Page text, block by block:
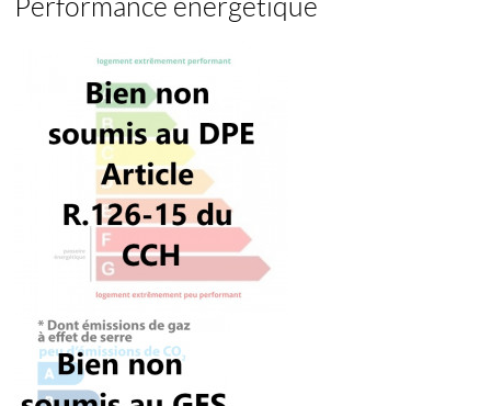
Performance énergétique